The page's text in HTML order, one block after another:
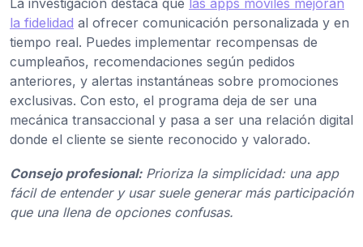
la fidelidad al ofrecer comunicación personalizada y en
tiempo real. Puedes implementar recompensas de
cumpleaños, recomendaciones según pedidos
anteriores, y alertas instantáneas sobre promociones
exclusivas. Con esto, el programa deja de ser una
mecánica transaccional y pasa a ser una relación digital
donde el cliente se siente reconocido y valorado.
Consejo profesional: Prioriza la simplicidad: una app
fácil de entender y usar suele generar más participación
que una llena de opciones confusas.